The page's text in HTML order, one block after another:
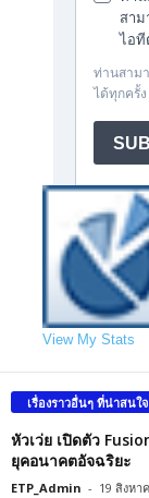
View My Stats
เรื่องราวอื่นๆ ที่น่าสนใจ
หัวเว่ย เปิดตัว
ยุคอนาคตอัจฉริยะ
ETP_Admin - 19 สิงหา